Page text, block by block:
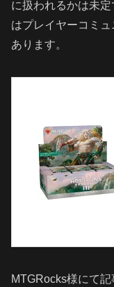
に扱われるかは未
はプレイヤーコミ
あります。
MTGRocks様にて記